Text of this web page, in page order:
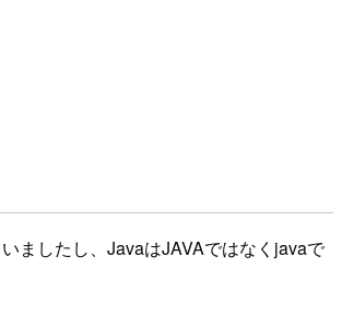
ましたし、JavaはJAVAではなくjavaで